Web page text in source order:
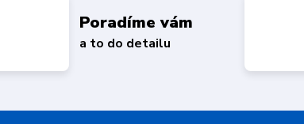
Poradíme vám
a to do detailu